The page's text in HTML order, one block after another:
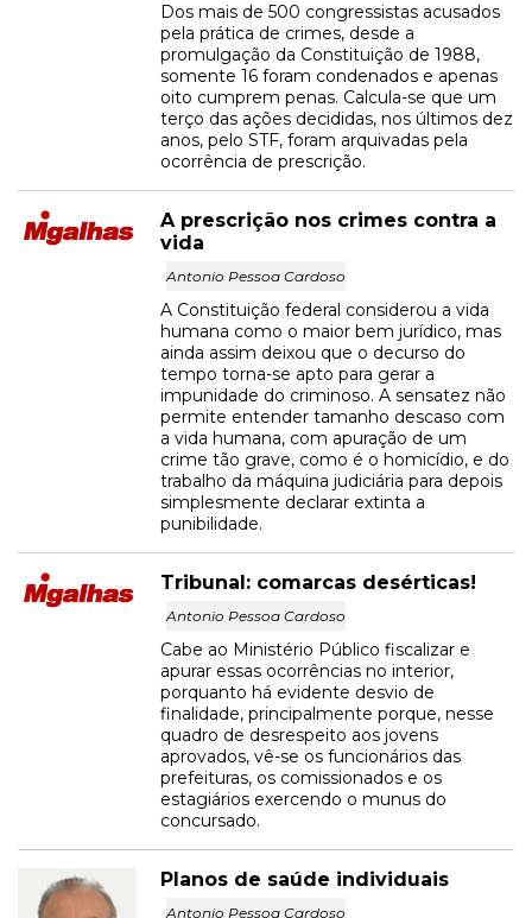
Dos mais de 500 congressistas acusados
pela prática de crimes, desde a
promulgação da Constituição de 1988,
somente 16 foram condenados e apenas
oito cumprem penas. Calcula-se que um
terço das ações decididas, nos últimos dez
anos, pelo STF, foram arquivadas pela
ocorrência de prescrição.
A prescrição nos crimes contra a
vida
Antonio Pessoa Cardoso
A Constituição federal considerou a vida
humana como o maior bem jurídico, mas
ainda assim deixou que o decurso do
tempo torna-se apto para gerar a
impunidade do criminoso. A sensatez não
permite entender tamanho descaso com
a vida humana, com apuração de um
crime tão grave, como é o homicídio, e do
trabalho da máquina judiciária para depois
simplesmente declarar extinta a
punibilidade.
Tribunal: comarcas desérticas!
Antonio Pessoa Cardoso
Cabe ao Ministério Público fiscalizar e
apurar essas ocorrências no interior,
porquanto há evidente desvio de
finalidade, principalmente porque, nesse
quadro de desrespeito aos jovens
aprovados, vê-se os funcionários das
prefeituras, os comissionados e os
estagiários exercendo o munus do
concursado.
Planos de saúde individuais
Antonio Pessoa Cardoso